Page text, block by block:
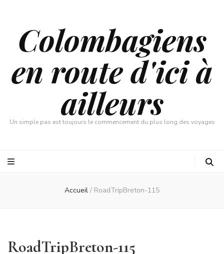
Colombagiens
en route d'ici à
ailleurs
Un simple pas est toujours le commencement du plus long des voyages
Accueil / RoadTripBreton-115
RoadTripBreton-115